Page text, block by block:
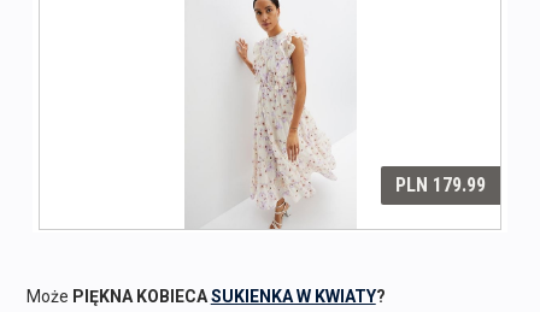
Może PIĘKNA KOBIECASUKIENKA W KWIATY?